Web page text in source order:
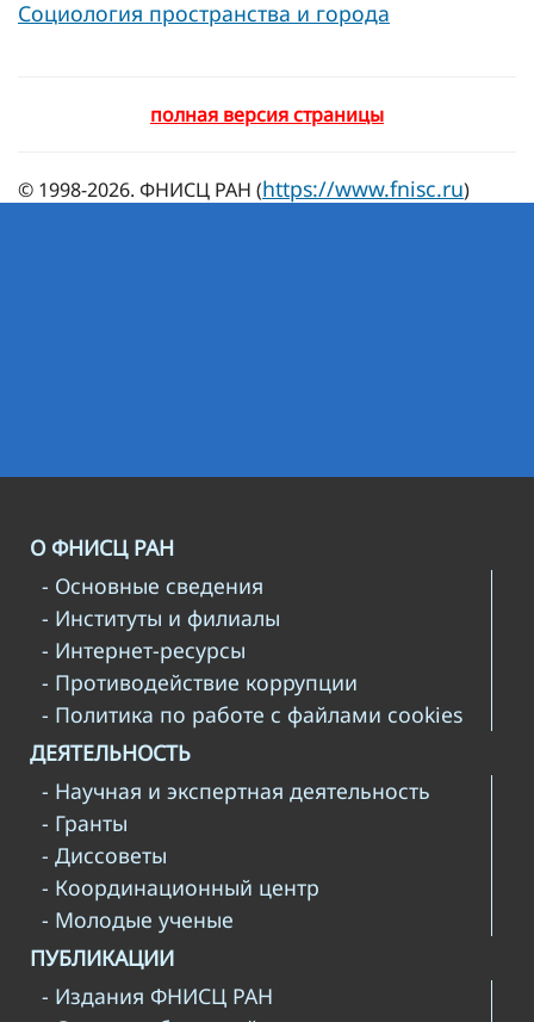
Социология пространства и города
полная версия страницы
© 1998-2026. ФНИСЦ РАН (https://www.fnisc.ru)
О ФНИСЦ РАН
- Основные сведения
- Институты и филиалы
- Интернет-ресурсы
- Противодействие коррупции
- Политика по работе с файлами cookies
ДЕЯТЕЛЬНОСТЬ
- Научная и экспертная деятельность
- Гранты
- Диссоветы
- Координационный центр
- Молодые ученые
ПУБЛИКАЦИИ
- Издания ФНИСЦ РАН